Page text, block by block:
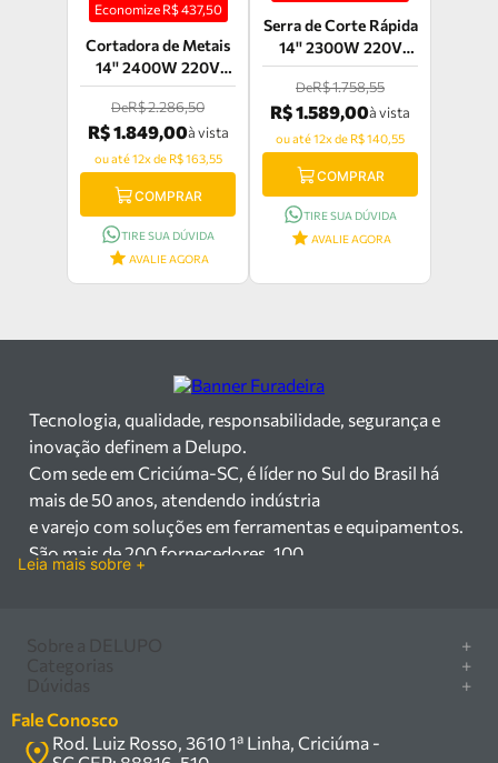
Economize R$437,50
Cortadora de Metais
14'' 2400W 220V
GCO 14-24 Bosch -
0601B370E0
DeR$ 2.286,50
R$ 1.849,00à vista
ou até 12x de R$ 163,55
COMPRAR
TIRE SUA DÚVIDA
AVALIE AGORA
Serra de Corte Rápida
14'' 2300W 220V
Dewalt - D28730-B2
DeR$ 1.758,55
R$ 1.589,00à vista
ou até 12x de R$ 140,55
COMPRAR
TIRE SUA DÚVIDA
AVALIE AGORA
Tecnologia, qualidade, responsabilidade, segurança e
inovação definem a Delupo.
Com sede em Criciúma-SC, é líder no Sul do Brasil há
mais de 50 anos, atendendo indústria
e varejo com soluções em ferramentas e equipamentos.
São mais de 200 fornecedores, 100
equipamentos industriais no Sul do Brasil. Com sede em
Criciúma – SC, atendemos os
setores industrial e varejista com um amplo portfólio de
Leia mais sobre +
+
Marcas
Política de privacidade
+
Serra circular
Compressor
+
Como comprar
Central de ajuda
Fale Conosco
Rod. Luiz Rosso, 3610 1ª Linha, Criciúma -